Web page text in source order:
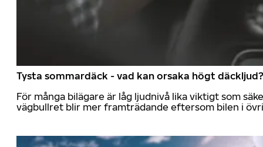
Tysta sommardäck - vad kan orsaka högt däckljud?
För många bilägare är låg ljudnivå lika viktigt som
vägbullret blir mer framträdande eftersom bilen i